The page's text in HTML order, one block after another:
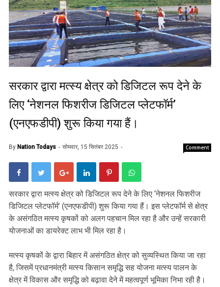
सरकार द्वारा मत्स्य क्षेत्र को डिजिटल रूप देने के
लिए ‘नेशनल फिशरीज डिजिटल प्लेटफॉर्म’
(एनएफडीपी) शुरू किया गया हैं।
By Nation Todays सोमवार, 15 सितंबर 2025 Comment
सरकार द्वारा मत्स्य क्षेत्र को डिजिटल रूप देने के लिए ‘नेशनल फिशरीज
डिजिटल प्लेटफॉर्म’ (एनएफडीपी) शुरू किया गया हैं। इस प्लेटफॉर्म से क्षेत्र
के असंगठित मत्स्य कृषकों को अलग पहचान मिल रहा है और उन्हें सरकारी
योजनाओं का डायरेक्ट लाभ भी मिल रहा है।
मत्स्य कृषकों के द्वारा बिहार में असंगठित क्षेत्र को सुव्यस्थित किया जा रहा
है, जिसमें प्रधानमंत्री मत्स्य किसान समृद्धि सह योजना मत्स्य पालन के
क्षेत्र में विकास और समृद्धि को बढ़ावा देने में महत्वपूर्ण भूमिका निभा रही है।